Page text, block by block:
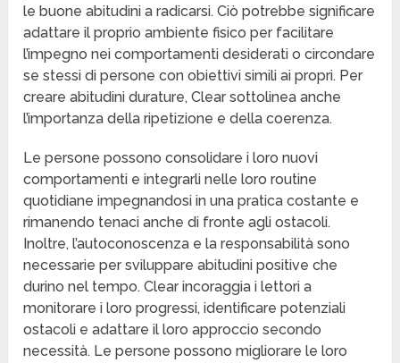
le buone abitudini a radicarsi. Ciò potrebbe significare
adattare il proprio ambiente fisico per facilitare
l’impegno nei comportamenti desiderati o circondare
se stessi di persone con obiettivi simili ai propri. Per
creare abitudini durature, Clear sottolinea anche
l’importanza della ripetizione e della coerenza.
Le persone possono consolidare i loro nuovi
comportamenti e integrarli nelle loro routine
quotidiane impegnandosi in una pratica costante e
rimanendo tenaci anche di fronte agli ostacoli.
Inoltre, l’autoconoscenza e la responsabilità sono
necessarie per sviluppare abitudini positive che
durino nel tempo. Clear incoraggia i lettori a
monitorare i loro progressi, identificare potenziali
ostacoli e adattare il loro approccio secondo
necessità. Le persone possono migliorare le loro